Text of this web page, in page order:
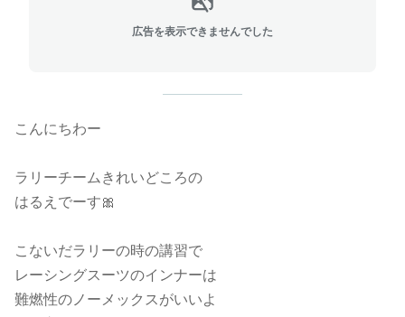
広告を表示できませんでした
こんにちわー
ラリーチームきれいどころの
はるえでーす🎀
こないだラリーの時の講習で
レーシングスーツのインナーは
難燃性のノーメックスがいいよ